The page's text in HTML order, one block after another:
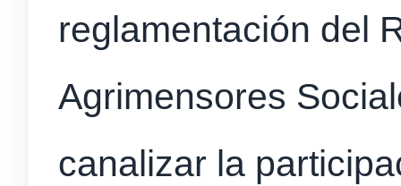
reglamentación del
Agrimensores
canalizar la